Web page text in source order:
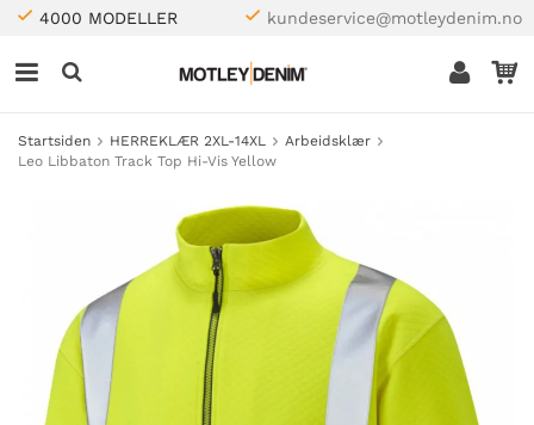
4000 MODELLER kundeservice@motleydenim.no
Startsiden HERREKLÆR 2XL-14XL
Arbeidsklær
Leo Libbaton Track Top Hi-Vis Yellow